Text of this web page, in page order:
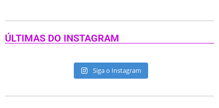
ÚLTIMAS DO INSTAGRAM
Siga o Instagram